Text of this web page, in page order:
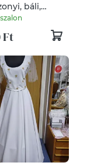
báli,
alkalmi
Ft